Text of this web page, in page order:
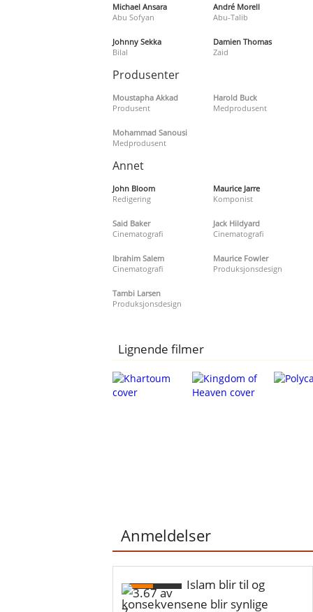
Michael Ansara
Abu Sofyan
André Morell
Abu-Talib
Johnny Sekka
Bilal
Damien Thomas
Zaid
Produsenter
Moustapha Akkad
Produsent
Harold Buck
Medprodusent
Mohammad Sanousi
Medprodusent
Annet
John Bloom
Redigering
Maurice Jarre
Komponist
Said Baker
Cinematografi
Jack Hildyard
Cinematografi
Ibrahim Salem
Cinematografi
Maurice Fowler
Produksjonsdesign
Tambi Larsen
Produksjonsdesign
Lignende filmer
Anmeldelser
Islam blir til og
konsekvensene blir synlige